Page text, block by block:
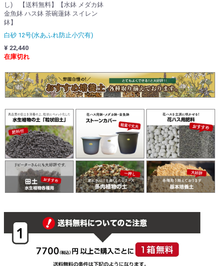
し) 【送料無料】【水鉢 メダカ鉢
金魚鉢 ハス鉢 茶碗蓮鉢 スイレン
鉢】
白砂 12号(水あふれ防止小穴有)
¥ 22,440
在庫切れ